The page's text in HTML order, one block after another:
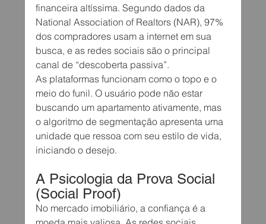
financeira altíssima. Segundo dados da
National Association of Realtors (NAR), 97%
dos compradores usam a internet em sua
busca, e as redes sociais são o principal
canal de “descoberta passiva”.
As plataformas funcionam como o topo e o
meio do funil. O usuário pode não estar
buscando um apartamento ativamente, mas
o algoritmo de segmentação apresenta uma
unidade que ressoa com seu estilo de vida,
iniciando o desejo.
A Psicologia da Prova Social
(Social Proof)
No mercado imobiliário, a confiança é a